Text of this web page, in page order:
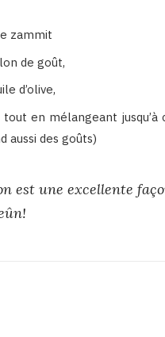
zammit
de goût,
d’olive,
tout en mélangeant
aussi des goûts)
est une excellente